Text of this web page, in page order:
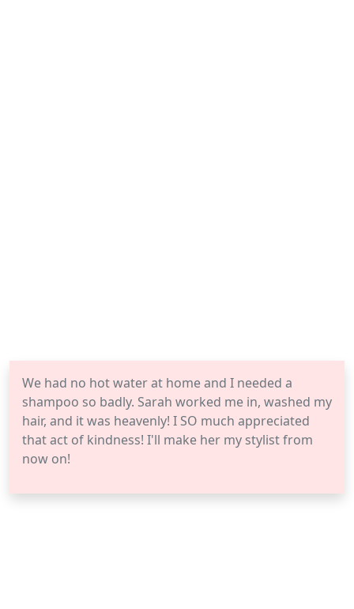
We had no hot water at home and I needed a
shampoo so badly. Sarah worked me in, washed my
hair, and it was heavenly! I SO much appreciated
that act of kindness! I'll make her my stylist from
now on!